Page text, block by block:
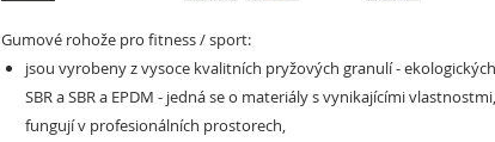
Gumové rohože pro fitness / sport:
jsou vyrobeny z vysoce kvalitních pryžových granulí -
SBR a SBR a EPDM - jedná se o materiály s vynikajícími
fungují v profesionálních prostorech,